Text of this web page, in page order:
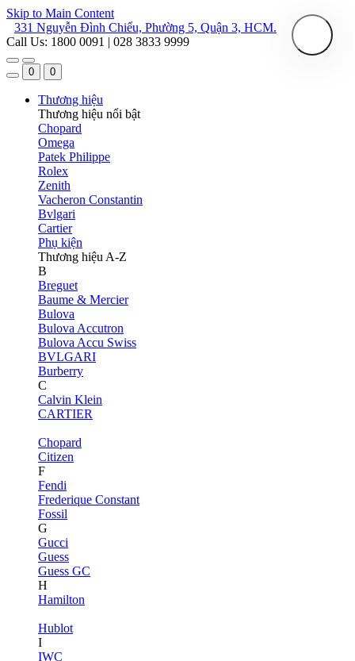
Skip to Main Content
331 Nguyễn Đình Chiểu, Phường 5, Quận 3, HCM.
Call Us: 1800 0091 | 028 3833 9999
0 0
Thương hiệu
Thương hiệu nổi bật
Chopard
Omega
Patek Philippe
Rolex
Zenith
Vacheron Constantin
Bvlgari
Cartier
Phụ kiện
Thương hiệu A-Z
B
Breguet
Baume & Mercier
Bulova
Bulova Accutron
Bulova Accu Swiss
BVLGARI
Burberry
C
Calvin Klein
CARTIER
Chopard
Citizen
F
Fendi
Frederique Constant
Fossil
G
Gucci
Guess
Guess GC
H
Hamilton
Hublot
I
IWC